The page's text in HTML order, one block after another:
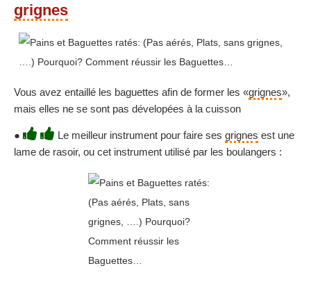
grignes
Vous avez entaillé les baguettes afin de former les «grignes»,
mais elles ne se sont pas dévelopées à la cuisson
● Le meilleur instrument pour faire ses grignes est une
lame de rasoir, ou cet instrument utilisé par les boulangers :